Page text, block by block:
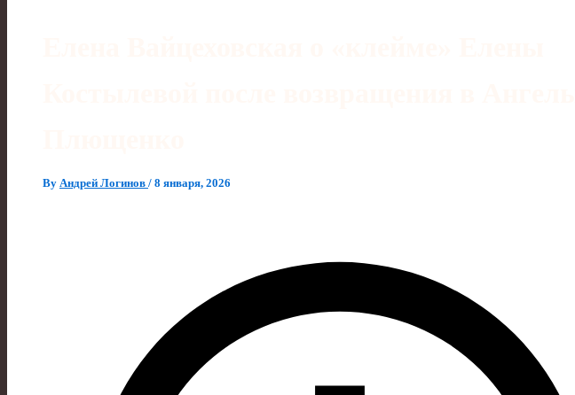
By Андрей Логинов / 8 января, 2026